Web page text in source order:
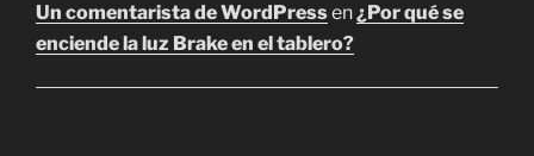
Un comentarista de WordPressen¿Por qué se
enciende la luz Brake en el tablero?